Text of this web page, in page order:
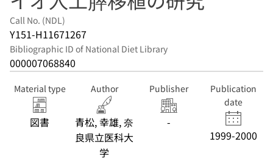
Call No. (NDL)
Y151-H11671267
Bibliographic ID of National Diet Library
000007068840
Material type
図書
Author
青松, 幸雄, 奈
良県立医科大
学
Publisher
-
Publication
date
1999-2000